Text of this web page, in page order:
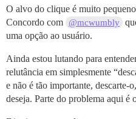
O alvo do clique é muito
Concordo com @mcwumbly
uma opção ao usuário.
Ainda estou lutando para
relutância em simplesmente
e não é tão importante, descarte-
deseja. Parte do problema aqui é